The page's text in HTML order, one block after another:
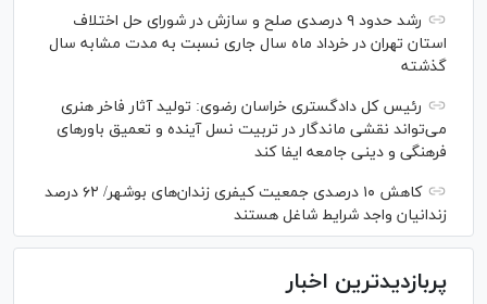
رشد حدود ۹ درصدی صلح و سازش در شورای حل اختلاف
استان تهران در خرداد ماه سال جاری نسبت به مدت مشابه سال
گذشته
رئیس کل دادگستری خراسان رضوی: تولید آثار فاخر هنری
می‌تواند نقشی ماندگار در تربیت نسل آینده و تعمیق باور‌های
فرهنگی و دینی جامعه ایفا کند
کاهش ۱۰ درصدی جمعیت کیفری زندان‌های بوشهر/ ۶۲ درصد
زندانیان واجد شرایط شاغل هستند
پربازدیدترین اخبار